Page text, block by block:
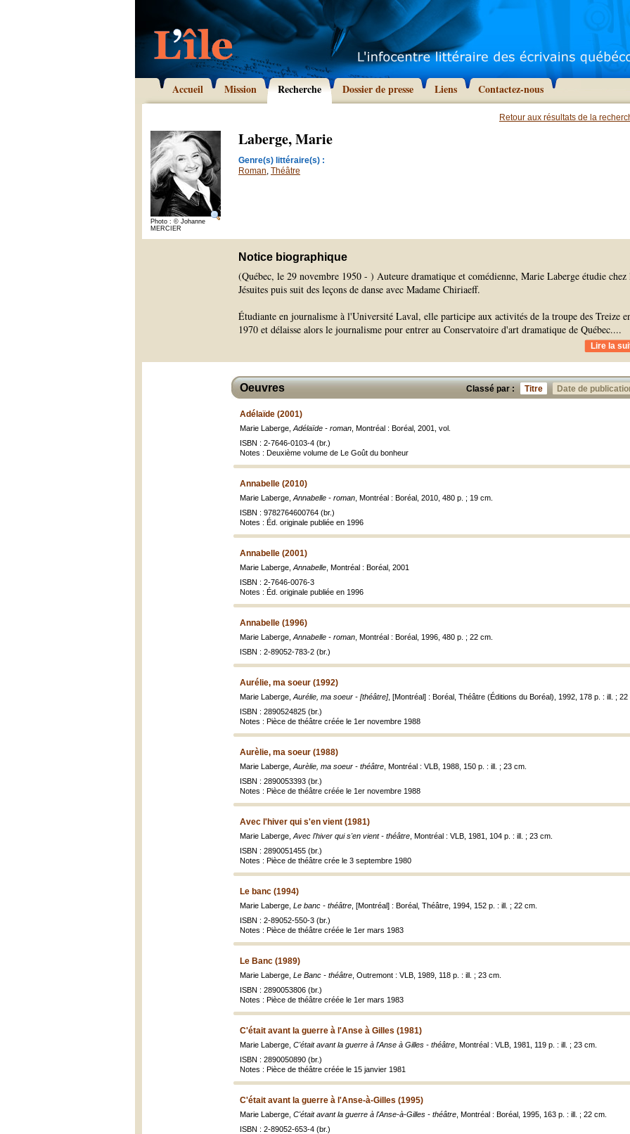
Accueil Mission Recherche Dossier de presse Liens Contactez-nous
Retour aux résultats de la
Photo : © Johanne
MERCIER
Laberge, Marie
Genre(s) littéraire(s) :
Roman, Théâtre
Notice biographique
(Québec, le 29 novembre 1950 - ) Auteure dramatique et comédienne, Marie Laberge étudie chez
Jésuites puis suit des leçons de danse avec Madame Chiriaeff.
Étudiante en journalisme à l'Université Laval, elle participe aux activités de la troupe des Treize
1970 et délaisse alors le journalisme pour entrer au Conservatoire d'art dramatique de Québec....
Lire la
Classé par : Titre Date de
Oeuvres
Adélaïde (2001)
Marie Laberge, Adélaïde - roman , Montréal : Boréal, 2001, vol.
ISBN : 2-7646-0103-4 (br.)
Notes : Deuxième volume de Le Goût du bonheur
Annabelle (2010)
Marie Laberge, Annabelle - roman , Montréal : Boréal, 2010, 480 p. ; 19 cm.
ISBN : 9782764600764 (br.)
Notes : Éd. originale publiée en 1996
Annabelle (2001)
Marie Laberge, Annabelle , Montréal : Boréal, 2001
ISBN : 2-7646-0076-3
Notes : Éd. originale publiée en 1996
Annabelle (1996)
Marie Laberge, Annabelle - roman , Montréal : Boréal, 1996, 480 p. ; 22 cm.
ISBN : 2-89052-783-2 (br.)
Aurélie, ma soeur (1992)
Marie Laberge, Aurélie, ma soeur - [théâtre], [Montréal] : Boréal, Théâtre (Éditions du Boréal), 1992, 178 p. : ill. ; 22
ISBN : 2890524825 (br.)
Notes : Pièce de théâtre créée le 1er novembre 1988
Aurèlie, ma soeur (1988)
Marie Laberge, Aurèlie, ma soeur - théâtre , Montréal : VLB, 1988, 150 p. : ill. ; 23 cm.
ISBN : 2890053393 (br.)
Notes : Pièce de théâtre créée le 1er novembre 1988
Avec l'hiver qui s'en vient (1981)
Marie Laberge, Avec l'hiver qui s'en vient - théâtre , Montréal : VLB, 1981, 104 p. : ill. ; 23 cm.
ISBN : 2890051455 (br.)
Notes : Pièce de théâtre crée le 3 septembre 1980
Le banc (1994)
Marie Laberge, Le banc - théâtre , [Montréal] : Boréal, Théâtre, 1994, 152 p. : ill. ; 22 cm.
ISBN : 2-89052-550-3 (br.)
Notes : Pièce de théâtre créée le 1er mars 1983
Le Banc (1989)
Marie Laberge, Le Banc - théâtre , Outremont : VLB, 1989, 118 p. : ill. ; 23 cm.
ISBN : 2890053806 (br.)
Notes : Pièce de théâtre créée le 1er mars 1983
C'était avant la guerre à l'Anse à Gilles (1981)
Marie Laberge, C'était avant la guerre à l'Anse à Gilles - théâtre , Montréal : VLB, 1981, 119 p. : ill. ; 23 cm.
ISBN : 2890050890 (br.)
Notes : Pièce de théâtre créée le 15 janvier 1981
C'était avant la guerre à l'Anse-à-Gilles (1995)
Marie Laberge, C'était avant la guerre à l'Anse-à-Gilles - théâtre , Montréal : Boréal, 1995, 163 p. : ill. ; 22 cm.
ISBN : 2-89052-653-4 (br.)